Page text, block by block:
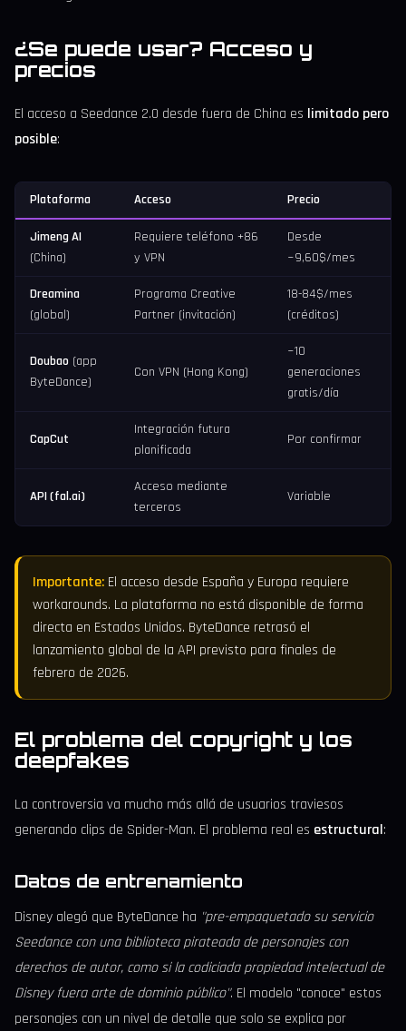
¿Se puede usar? Acceso y
precios
El acceso a Seedance 2.0 desde fuera de China es limitado pero
posible:
Plataforma Acceso Precio
Jimeng AI
(China)
Requiere teléfono +86
y VPN
Desde
~9,60$/mes
Dreamina
(global)
Programa Creative
Partner (invitación)
18-84$/mes
(créditos)
Doubao (app
ByteDance)
Con VPN (Hong Kong)
~10
generaciones
gratis/día
CapCut
Integración futura
planificada
Por confirmar
API (fal.ai)
Acceso mediante
terceros
Variable
Importante: El acceso desde España y Europa requiere
workarounds. La plataforma no está disponible de forma
directa en Estados Unidos. ByteDance retrasó el
lanzamiento global de la API previsto para finales de
febrero de 2026.
El problema del copyright y los
deepfakes
La controversia va mucho más allá de usuarios traviesos
generando clips de Spider-Man. El problema real es estructural:
Datos de entrenamiento
Disney alegó que ByteDance ha "pre-empaquetado su servicio
Seedance con una biblioteca pirateada de personajes con
derechos de autor, como si la codiciada propiedad intelectual de
Disney fuera arte de dominio público". El modelo "conoce" estos
personajes con un nivel de detalle que solo se explica por